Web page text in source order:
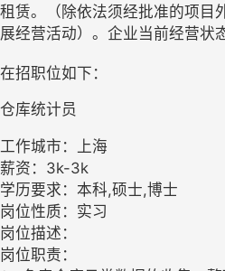
租赁。（除依法须经批准的项目
展经营活动）。企业当前经营状
在招职位如下：
仓库统计员
工作城市：上海
薪资：3k-3k
学历要求：本科,硕士,博士
岗位性质：实习
岗位描述：
岗位职责：